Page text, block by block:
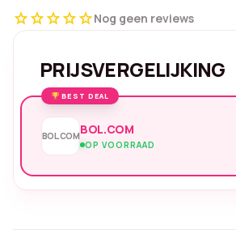
starstarstarstarstarNog geen reviews
PRIJSVERGELIJKING
BEST DEAL
BOL.COMBOL.COM
OP VOORRAAD